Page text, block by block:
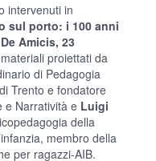
intervenuti in
sul porto: i 100 anni
Amicis, 23
proiettati da
di Pedagogia
Trento e fondatore
e Narratività e Luigi
della
membro della
per ragazzi-AIB.